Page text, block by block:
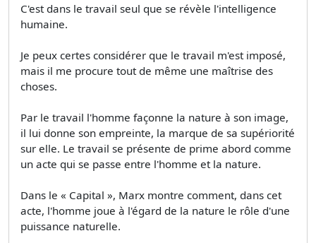
C'est dans le travail seul que se révèle l'intelligence
humaine.
Je peux certes considérer que le travail m'est imposé,
mais il me procure tout de même une maîtrise des
choses.
Par le travail l'homme façonne la nature à son image,
il lui donne son empreinte, la marque de sa supériorité
sur elle. Le travail se présente de prime abord comme
un acte qui se passe entre l'homme et la nature.
Dans le « Capital », Marx montre comment, dans cet
acte, l'homme joue à l'égard de la nature le rôle d'une
puissance naturelle.